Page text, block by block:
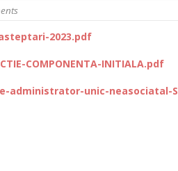
2023.pdf
COMPONENTA-INITIALA.pdf
administrator-unic-neasociatal-